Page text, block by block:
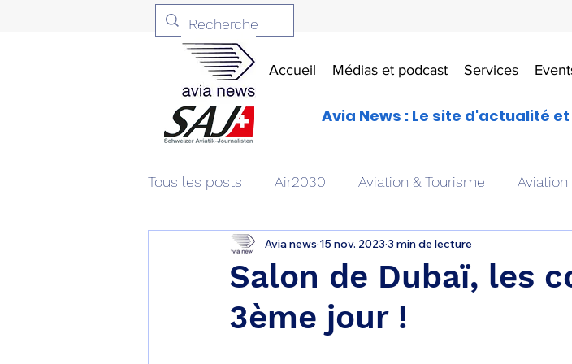
Accueil Médias et podcast Services
Avia News : Le site d'actualité
Tous les posts Air2030 Aviation & Tourisme Aviation
Aviation & Défense Livres Drones aériens
Patrimoine aéronautique Avionique & pilotage
Salon de Dubaï, les
3ème jour !
Avia news 15 nov. 20233 min de lecture